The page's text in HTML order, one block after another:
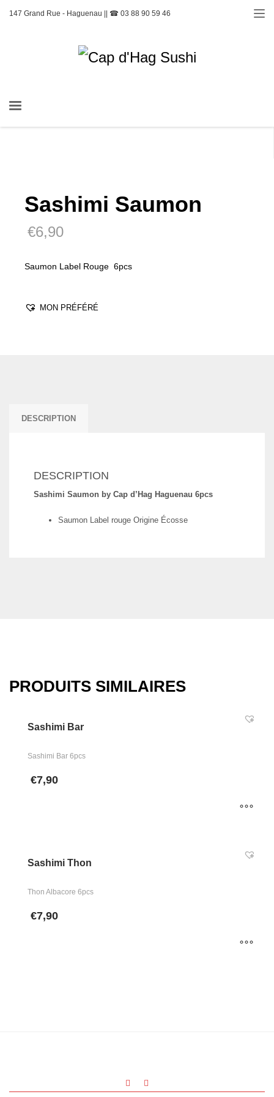
147 Grand Rue - Haguenau || ☎ 03 88 90 59 46
Sashimi Saumon
€6,90
Saumon Label Rouge 6pcs
MON PRÉFÉRÉ
DESCRIPTION
DESCRIPTION
Sashimi Saumon by Cap d’Hag Haguenau 6pcs
Saumon Label rouge Origine Écosse
PRODUITS SIMILAIRES
Sashimi Bar
Sashimi Bar 6pcs
€7,90
Sashimi Thon
Thon Albacore 6pcs
€7,90